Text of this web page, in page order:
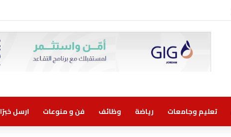
تعليم وجامعات رياضة وظائف فن و منوعات ارسل خبرًا